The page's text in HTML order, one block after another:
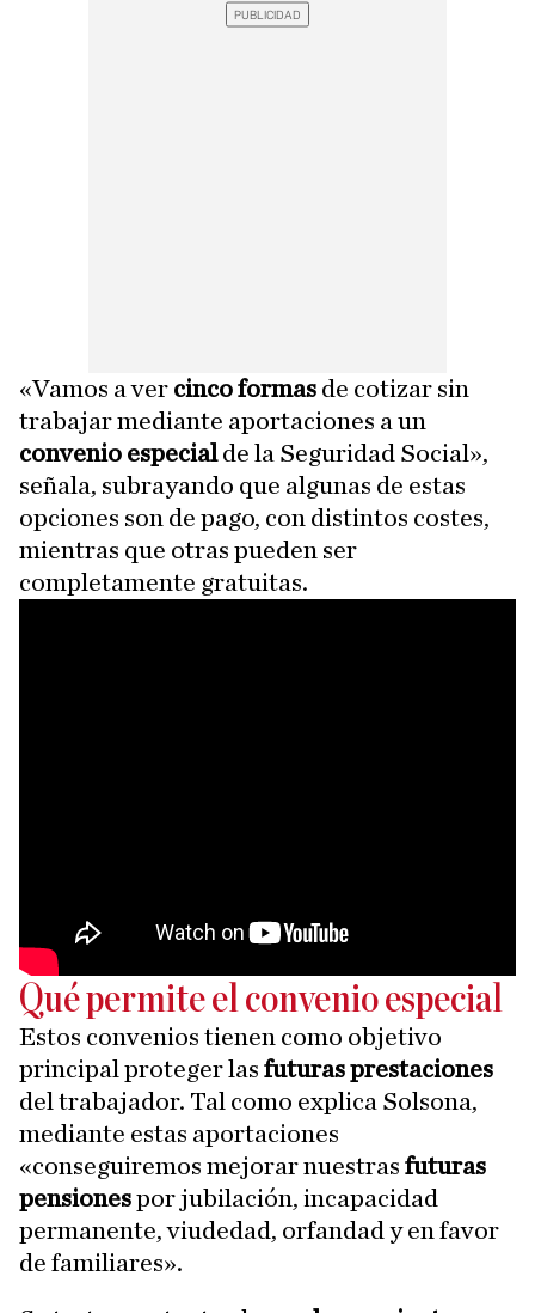
«Vamos a ver cinco formas de cotizar sin
trabajar mediante aportaciones a un
convenio especialde la Seguridad Social»,
señala, subrayando que algunas de estas
opciones son de pago, con distintos costes,
mientras que otras pueden ser
completamente gratuitas.
Qué permite el convenio especial
Estos convenios tienen como objetivo
principal proteger las futuras prestaciones
del trabajador. Tal como explica Solsona,
mediante estas aportaciones
«conseguiremos mejorar nuestras futuras
pensionespor jubilación, incapacidad
permanente, viudedad, orfandad y en favor
de familiares».